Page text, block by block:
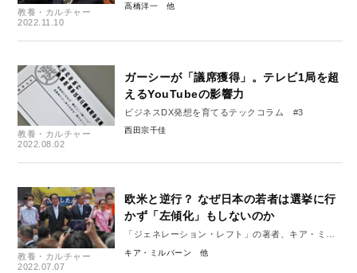
教養・カルチャー
2022.11.10
高橋洋一
教養・カルチャー
2022.08.02
ガーシーが「議席獲得」。テレビ1局を超
えるYouTubeの影響力
ビジネスDX発想を育てるテックコラム #3
西田宗千佳
教養・カルチャー
2022.07.07
欧米と逆行？ なぜ日本の若者は選挙に行
かず「左傾化」もしないのか
「ジェネレーション・レフト」の著者、キア・ミル
バーン独占インタビュー
キア・ミルバーン